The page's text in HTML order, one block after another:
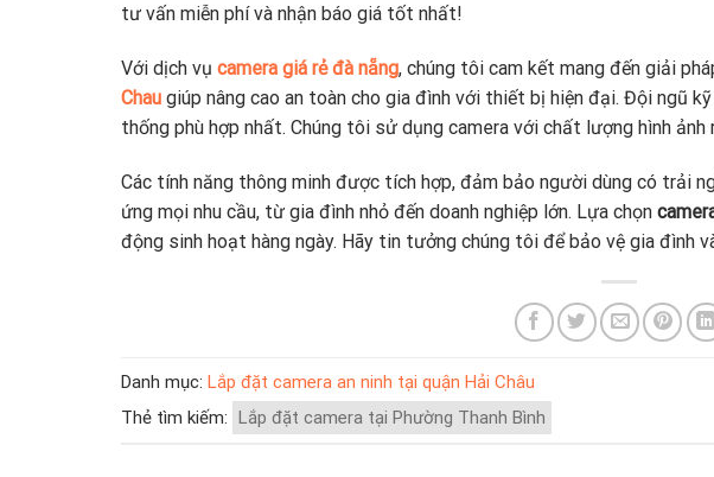
tư vấn miễn phí và nhận báo giá tốt nhất!
Với dịch vụ camera giá rẻ đà nẵng, chúng tôi cam kết mang đến giải
Chau giúp nâng cao an toàn cho gia đình với thiết bị hiện đại. Đội ngũ
thống phù hợp nhất. Chúng tôi sử dụng camera với chất lượng hình
Các tính năng thông minh được tích hợp, đảm bảo người dùng có trải
ứng mọi nhu cầu, từ gia đình nhỏ đến doanh nghiệp lớn. Lựa chọn
động sinh hoạt hàng ngày. Hãy tin tưởng chúng tôi để bảo vệ gia đình
Danh mục: Lắp đặt camera an ninh tại quận Hải Châu
Thẻ tìm kiếm: Lắp đặt camera tại Phường Thanh Bình